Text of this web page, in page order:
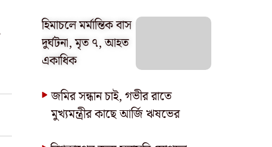
হিমাচলে মর্মান্তিক বাস
দুর্ঘটনা, মৃত ৭, আহত
একাধিক
জমির সন্ধান চাই, গভীর রাতে
মুখ্যমন্ত্রীর কাছে আর্জি ঋষভের